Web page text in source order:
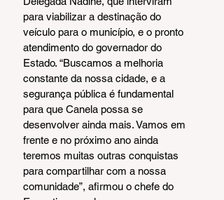
para viabilizar a destinação do
veículo para o município, e o pronto
atendimento do governador do
Estado. “Buscamos a melhoria
constante da nossa cidade, e a
segurança pública é fundamental
para que Canela possa se
desenvolver ainda mais. Vamos em
frente e no próximo ano ainda
teremos muitas outras conquistas
para compartilhar com a nossa
comunidade”, afirmou o chefe do